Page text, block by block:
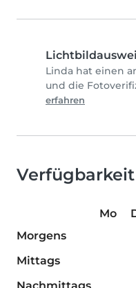
Linda hat einen
und die
erfahren
Verfügbarkeit
Mo
Morgens
Mittags
Nachmittags